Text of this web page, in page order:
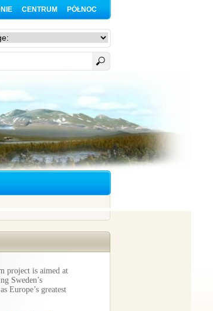
CENTRUM PȮŁNOC
project is aimed at
Sweden’s
Europe’s greatest